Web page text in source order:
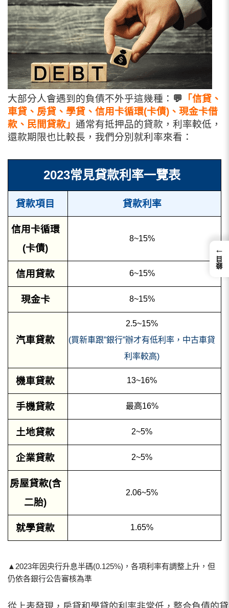
大部分人會遇到的負債不外乎這幾種： 💬 「信貸、
車貸、房貸、學貸、信用卡循環(卡債)、現金卡借
款、民間貸款」 通常有抵押品的貸款，利率較低，
還款期限也比較長，我們分別就利率來看：
2023常見貸款利率一覽表
貸款項目 貸款利率
信用卡循環
(卡債)
8~15%
信用貸款 6~15%
現金卡 8~15%
汽車貸款
2.5~15%
(買新車跟”銀行”辦才有低利率，中古車貸
利率較高)
機車貸款 13~16%
手機貸款 最高16%
土地貸款 2~5%
企業貸款 2~5%
房屋貸款(含
二胎)
2.06~5%
就學貸款 1.65%
▲2023年因央行升息半碼(0.125%)，各項利率有調整上升，但
仍依各銀行公告審核為準
←
錄目